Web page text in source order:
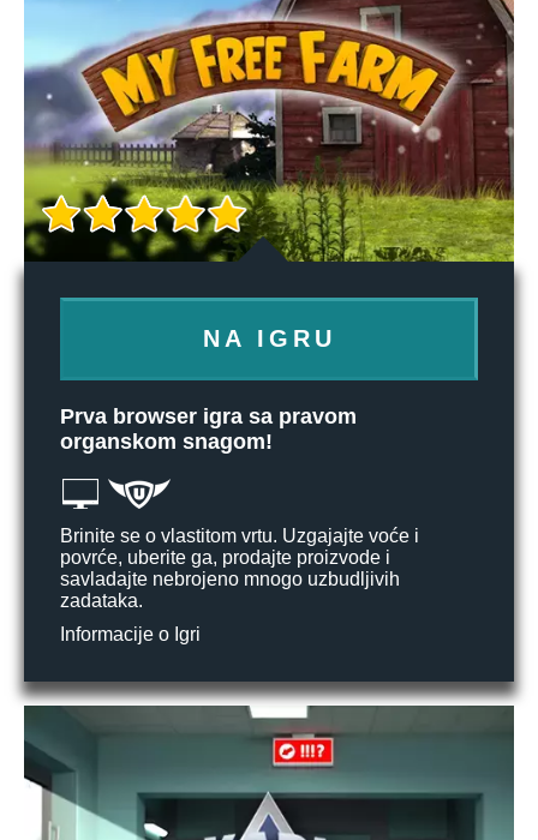
NA IGRU
Prva browser igra sa pravom
organskom snagom!
Brinite se o vlastitom vrtu. Uzgajajte voće i
povrće, uberite ga, prodajte proizvode i
savladajte nebrojeno mnogo uzbudljivih
zadataka.
Informacije o Igri